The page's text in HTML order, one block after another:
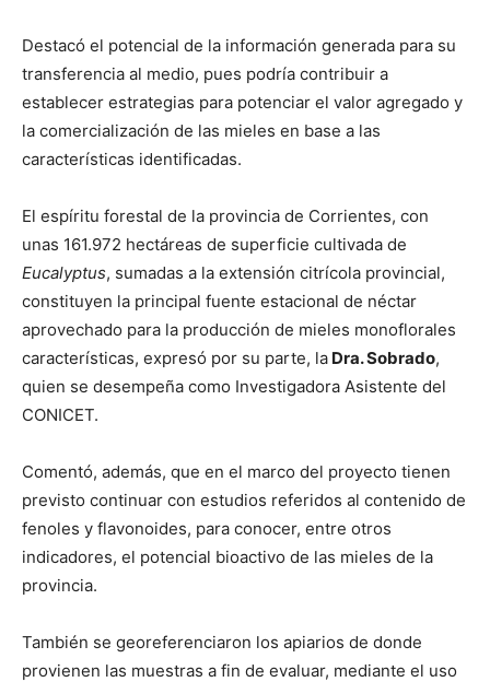
Destacó el potencial de la información generada para su
transferencia al medio, pues podría contribuir a
establecer estrategias para potenciar el valor agregado y
la comercialización de las mieles en base a las
características identificadas.
El espíritu forestal de la provincia de Corrientes, con
unas 161.972 hectáreas de superficie cultivada de
Eucalyptus, sumadas a la extensión citrícola provincial,
constituyen la principal fuente estacional de néctar
aprovechado para la producción de mieles monoflorales
características, expresó por su parte, la Dra. Sobrado,
quien se desempeña como Investigadora Asistente del
CONICET.
Comentó, además, que en el marco del proyecto tienen
previsto continuar con estudios referidos al contenido de
fenoles y flavonoides, para conocer, entre otros
indicadores, el potencial bioactivo de las mieles de la
provincia.
También se georeferenciaron los apiarios de donde
provienen las muestras a fin de evaluar, mediante el uso